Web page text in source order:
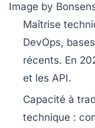
Image by
Maîtrise
DevOps,
récents. En
et les API.
Capacité à
technique :